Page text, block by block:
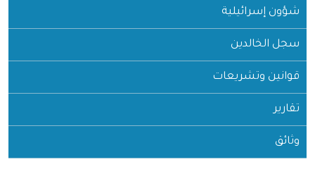
شؤون إسرائيلية
سجل الخالدين
قوانين وتشريعات
تقارير
وثائق